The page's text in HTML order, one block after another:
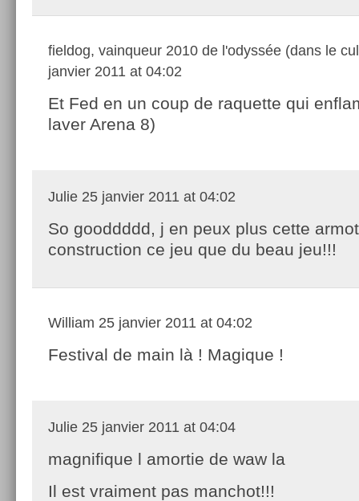
fieldog, vainqueur 2010 de l'odyssée (dans le
janvier 2011 at 04:02
Et Fed en un coup de raquette qui
laver Arena 8)
Julie 25 janvier 2011 at 04:02
So gooddddd, j en peux plus cette
construction ce jeu que du beau jeu!!!
William 25 janvier 2011 at 04:02
Festival de main là ! Magique !
Julie 25 janvier 2011 at 04:04
magnifique l amortie de waw la
Il est vraiment pas manchot!!!